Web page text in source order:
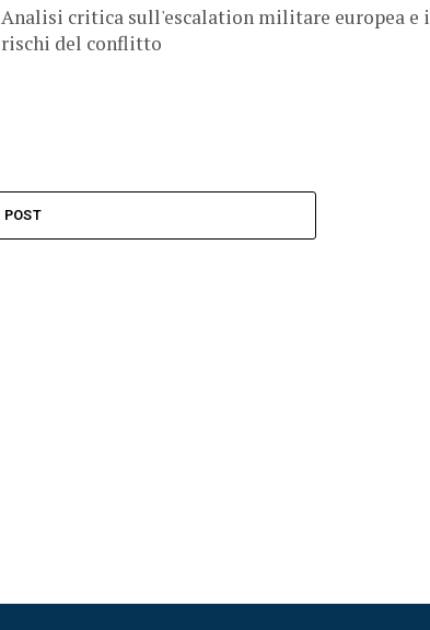
Analisi critica sull'escalation militare europea e i
rischi del conflitto
POST